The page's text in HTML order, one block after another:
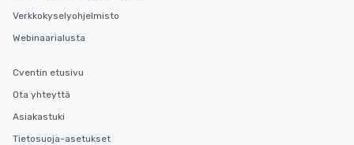
Verkkokyselyohjelmisto
Webinaarialusta
Cventin etusivu
Ota yhteyttä
Asiakastuki
Tietosuoja-asetukset